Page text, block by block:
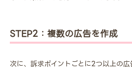
STEP2：複数の広告を作成
次に、訴求ポイントごとに2つ以上の広